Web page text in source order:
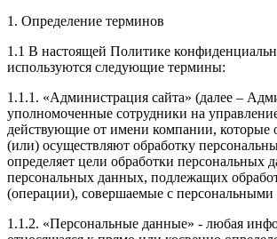
1. Определение терминов
1.1 В настоящей Политике
используются следующие термины:
1.1.1. «Администрация сайта» (далее –
уполномоченные сотрудники на
действующие от имени компании, которые
(или) осуществляют обработку
определяет цели обработки персональных
персональных данных, подлежащих
(операции), совершаемые с
1.1.2. «Персональные данные» - любая